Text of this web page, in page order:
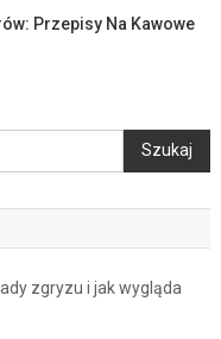
Przepisy Na Kawowe
Szukaj
zgryzu i jak wygląda